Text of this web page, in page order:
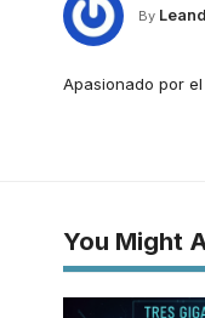
By
Apasionado por
You Might